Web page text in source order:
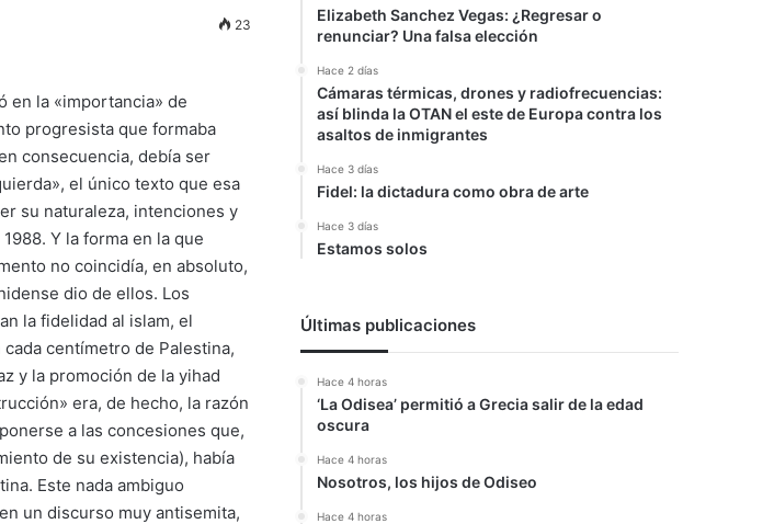
23
en la «importancia» de
progresista que formaba
consecuencia, debía ser
el único texto que esa
su naturaleza, intenciones y
Y la forma en la que
no coincidía, en absoluto,
dio de ellos. Los
la fidelidad al islam, el
centímetro de Palestina,
y la promoción de la yihad
era, de hecho, la razón
a las concesiones que,
de su existencia), había
Este nada ambiguo
un discurso muy antisemita,
Elizabeth Sanchez Vegas: ¿Regresar o
renunciar? Una falsa elección
Hace 2 días
Cámaras térmicas, drones y radiofrecuencias:
así blinda la OTAN el este de Europa contra los
asaltos de inmigrantes
Hace 3 días
Fidel: la dictadura como obra de arte
Hace 3 días
Estamos solos
Últimas publicaciones
Hace 4 horas
‘La Odisea’ permitió a Grecia salir de la edad
oscura
Hace 4 horas
Nosotros, los hijos de Odiseo
Hace 4 horas